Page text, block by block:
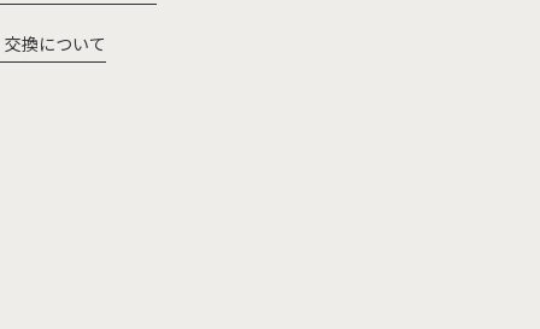
換について